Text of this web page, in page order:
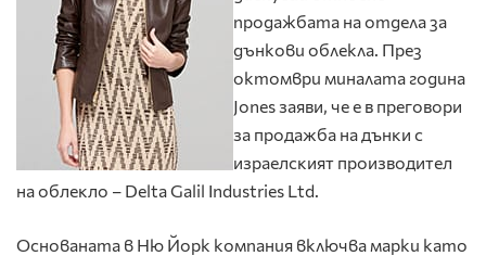
продажбата на отдела за
дънкови облекла. През
октомври миналата година
Jones заяви, че е в преговори
за продажба на дънки с
израелският производител
на облекло – Delta Galil Industries Ltd.
Основаната в Ню Йорк компания включва марки като